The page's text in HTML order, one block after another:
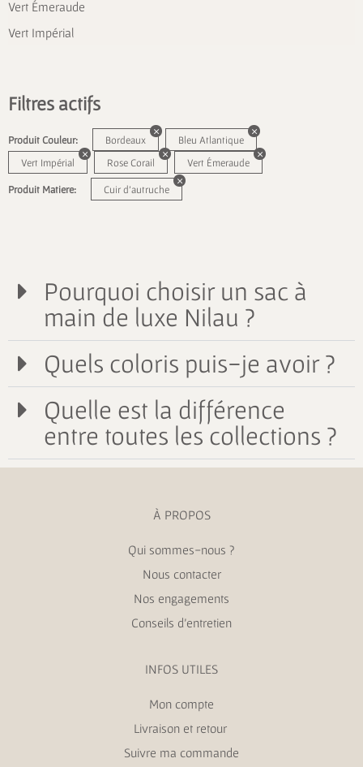
Vert Émeraude
Vert Impérial
Filtres actifs
Produit Couleur: Bordeaux
Bleu Atlantique
Vert Impérial
Rose Corail Vert Émeraude
Produit Matiere: Cuir d'autruche
Pourquoi choisir un sac à
main de luxe Nilau ?
Quels coloris puis-je avoir ?
Quelle est la différence
entre toutes les collections ?
À PROPOS
Qui sommes-nous ?
Nous contacter
Nos engagements
Conseils d’entretien
INFOS UTILES
Mon compte
Livraison et retour
Suivre ma commande